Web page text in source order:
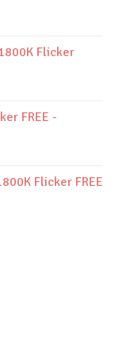
Flicker
FREE -
Flicker FREE